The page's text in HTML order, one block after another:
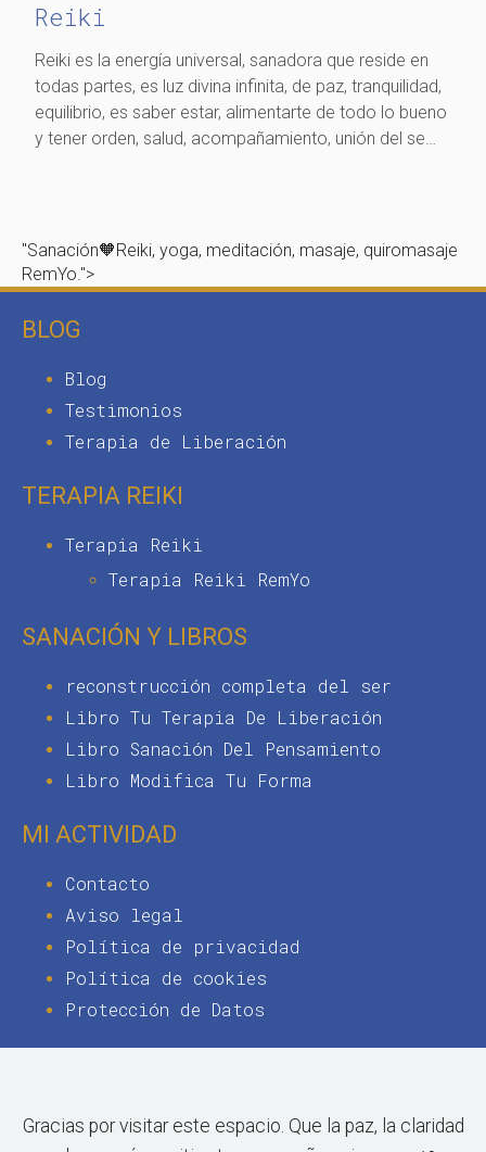
Reiki
Reiki es la energía universal, sanadora que reside en
todas partes, es luz divina infinita, de paz, tranquilidad,
equilibrio, es saber estar, alimentarte de todo lo bueno
y tener orden, salud, acompañamiento, unión del se…
"Sanación🧡Reiki, yoga, meditación, masaje, quiromasaje
RemYo.">
BLOG
Blog
Testimonios
Terapia de Liberación
TERAPIA REIKI
Terapia Reiki
Terapia Reiki RemYo
SANACIÓN Y LIBROS
reconstrucción completa del ser
Libro Tu Terapia De Liberación
Libro Sanación Del Pensamiento
Libro Modifica Tu Forma
MI ACTIVIDAD
Contacto
Aviso legal
Política de privacidad
Política de cookies
Protección de Datos
Gracias por visitar este espacio. Que la paz, la claridad